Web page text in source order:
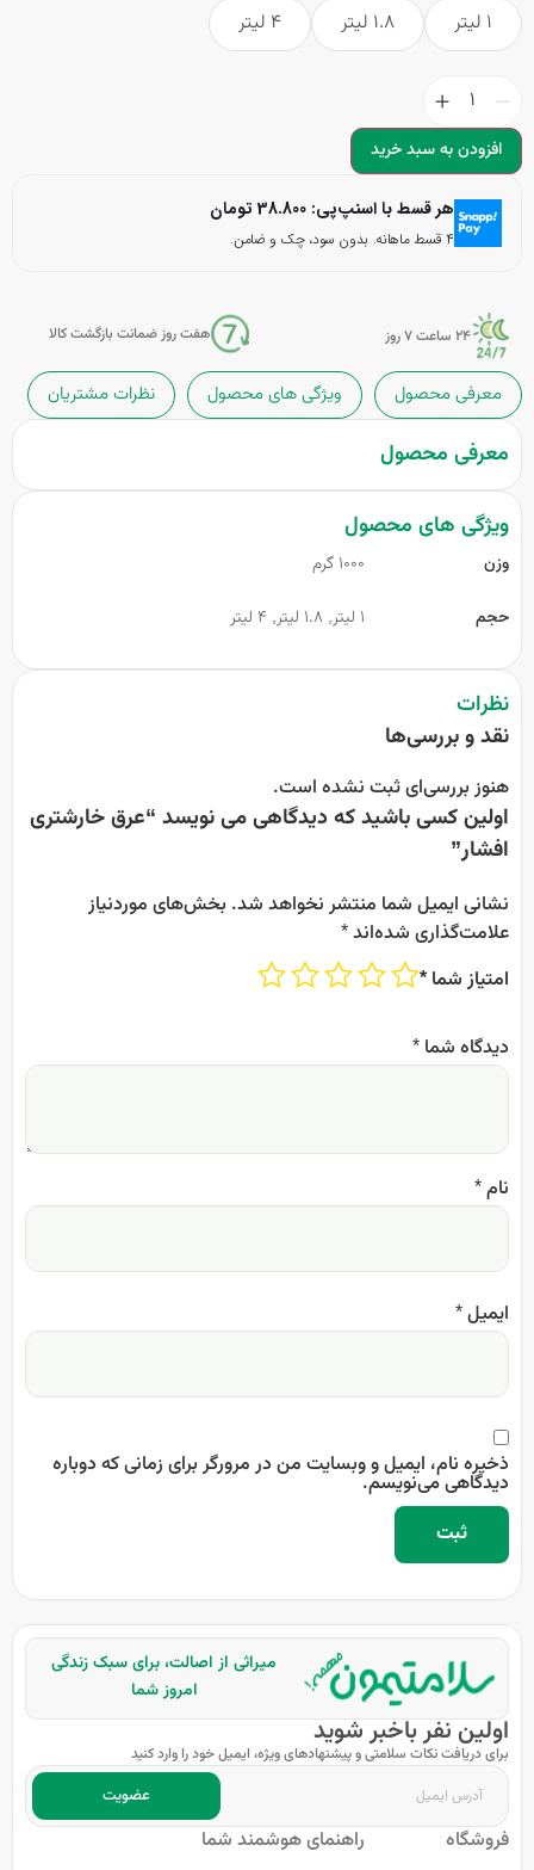
1 لیتر
1.8 لیتر 4 لیتر
افزودن به سبد خرید
هر قسط با اسنپ‌پی: 38.800 تومان
۴ قسط ماهانه. بدون سود، چک و ضامن.
24 ساعت 7 روز هفت روز ضمانت بازگشت کالا
معرفی محصول ویژگی های محصول نظرات مشتریان
معرفی محصول
ویژگی های محصول
وزن
1000 گرم
حجم
1 لیتر, 1.8 لیتر, 4 لیتر
نظرات
نقد و بررسی‌ها
هنوز بررسی‌ای ثبت نشده است.
اولین کسی باشید که دیدگاهی می نویسد “عرق خارشتری
افشار”
نشانی ایمیل شما منتشر نخواهد شد. بخش‌های موردنیاز
علامت‌گذاری شده‌اند*
امتیاز شما *
دیدگاه شما *
نام*
ایمیل*
ذخیره نام، ایمیل و وبسایت من در مرورگر برای زمانی که دوباره
دیدگاهی می‌نویسم.
میراثی از اصالت، برای سبک زندگی
امروز شما
اولین نفر باخبر شوید
برای دریافت نکات سلامتی و پیشنهادهای ویژه، ایمیل خود را وارد کنید
عضویت
فروشگاه راهنمای هوشمند شما